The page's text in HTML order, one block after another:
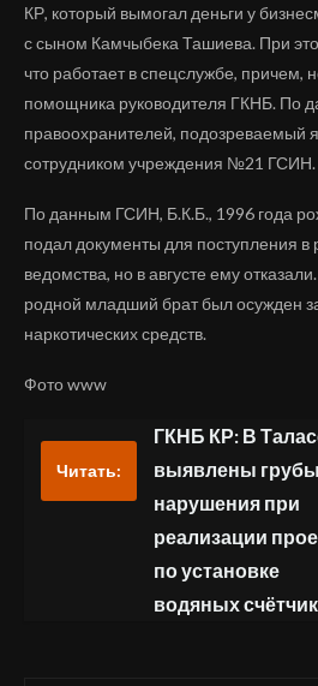
КР, который вымогал деньги у
с сыном Камчыбека Ташиева. При
что работает в спецслужбе, причем,
помощника руководителя ГКНБ. По
правоохранителей, подозреваемый
сотрудником учреждения №21 ГСИН.
По данным ГСИН, Б.К.Б., 1996 года
подал документы для поступления в
ведомства, но в августе ему
родной младший брат был осужден
наркотических средств.
Фото www
Читать:
ГКНБ КР: В
выявлены
нарушения при
реализации
по установке
водяных